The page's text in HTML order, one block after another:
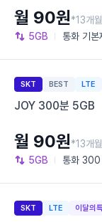
5GB 통화 기본
월 90원*13개
SKT BEST LTE
JOY 300분 5GB
5GB 통화 300
월 90원*13개
SKT LTE 이달의